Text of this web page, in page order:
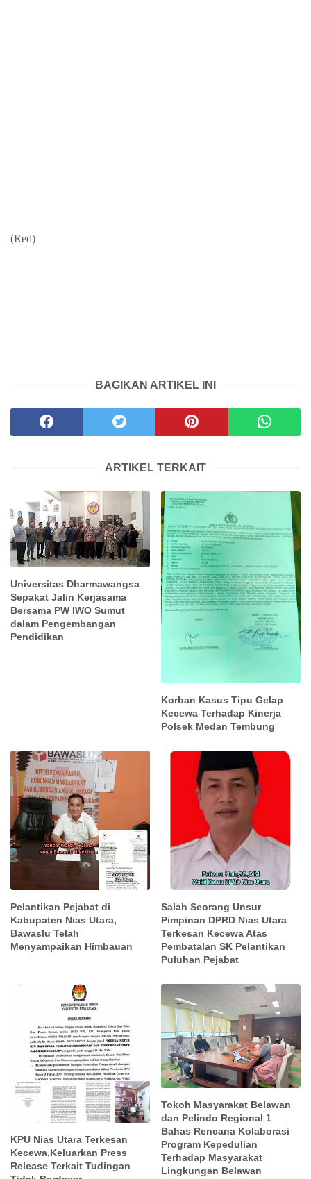
(Red)
BAGIKAN ARTIKEL INI
ARTIKEL TERKAIT
Universitas Dharmawangsa
Sepakat Jalin Kerjasama
Bersama PW IWO Sumut
dalam Pengembangan
Pendidikan
Korban Kasus Tipu Gelap
Kecewa Terhadap Kinerja
Polsek Medan Tembung
Pelantikan Pejabat di
Kabupaten Nias Utara,
Bawaslu Telah
Menyampaikan Himbauan
Salah Seorang Unsur
Pimpinan DPRD Nias Utara
Terkesan Kecewa Atas
Pembatalan SK Pelantikan
Puluhan Pejabat
KPU Nias Utara Terkesan
Kecewa,Keluarkan Press
Release Terkait Tudingan
Tokoh Masyarakat Belawan
dan Pelindo Regional 1
Bahas Rencana Kolaborasi
Program Kepedulian
Terhadap Masyarakat
Lingkungan Belawan